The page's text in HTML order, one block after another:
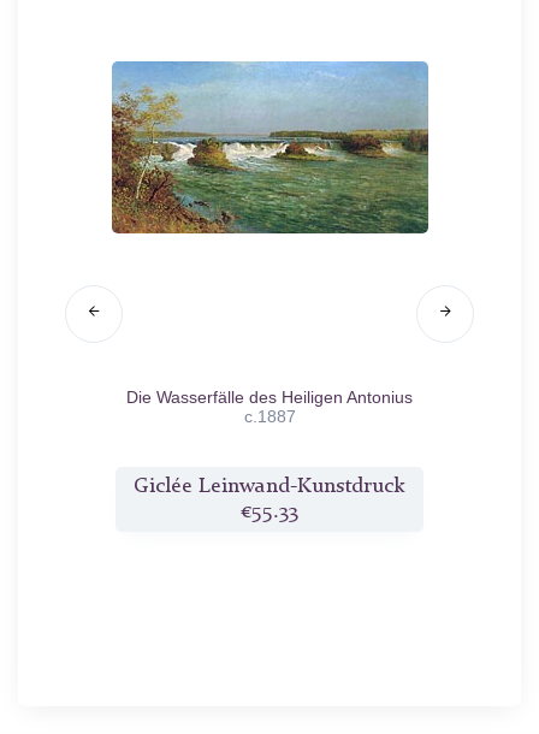
Die Wasserfälle des Heiligen Antonius
c.1887
Giclée Leinwand-Kunstdruck
€55.33